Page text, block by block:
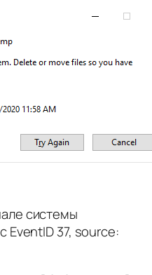
системы
EventID 37, source: